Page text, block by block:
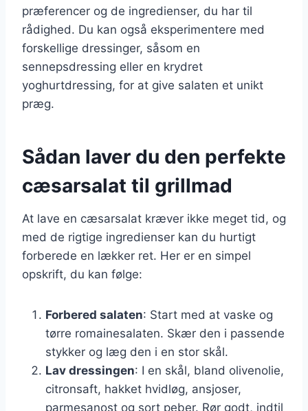
præferencer og de ingredienser, du har til
rådighed. Du kan også eksperimentere med
forskellige dressinger, såsom en
sennepsdressing eller en krydret
yoghurtdressing, for at give salaten et unikt
præg.
Sådan laver du den perfekte
cæsarsalat til grillmad
At lave en cæsarsalat kræver ikke meget tid, og
med de rigtige ingredienser kan du hurtigt
forberede en lækker ret. Her er en simpel
opskrift, du kan følge:
Forbered salaten: Start med at vaske og
tørre romainesalaten. Skær den i passende
stykker og læg den i en stor skål.
Lav dressingen: I en skål, bland olivenolie,
citronsaft, hakket hvidløg, ansjoser,
parmesanost og sort peber. Rør godt, indtil